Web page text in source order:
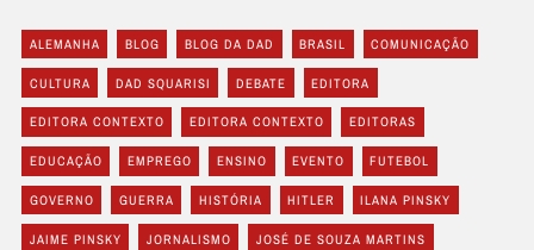
ALEMANHA BLOG BLOG DA DAD BRASIL COMUNICAÇÃO
CULTURA DAD SQUARISI DEBATE EDITORA
EDITORA CONTEXTO EDITORA CONTEXTO EDITORAS
EDUCAÇÃO EMPREGO ENSINO EVENTO FUTEBOL
GOVERNO GUERRA HISTÓRIA HITLER ILANA PINSKY
JAIME PINSKY JORNALISMO JOSÉ DE SOUZA MARTINS